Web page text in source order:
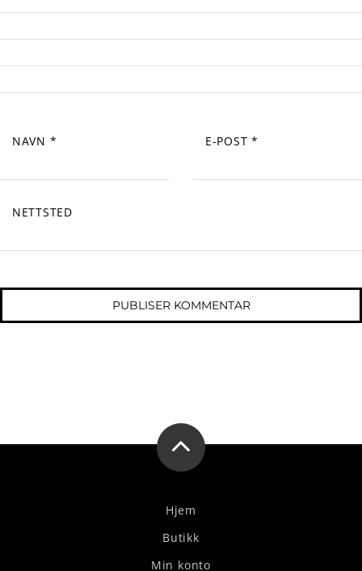
NAVN * E-POST *
NETTSTED
Hjem
Butikk
Min konto